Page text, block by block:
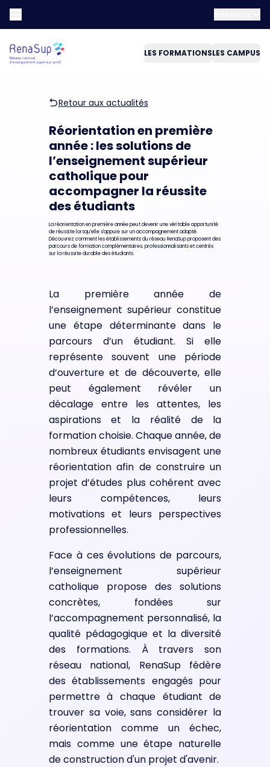
LES FORMATIONSLES CAMPUS
Retour aux actualités
Réorientation en première
année : les solutions de
l’enseignement supérieur
catholique pour
accompagner la réussite
des étudiants
La réorientation en première année peut devenir une véritable opportunité
de réussite lorsqu'elle s'appuie sur un accompagnement adapté.
Découvrez comment les établissements du réseau RenaSup proposent des
parcours de formation complémentaires, professionnalisants et centrés
sur la réussite durable des étudiants.
La première année de
l’enseignement supérieur constitue
une étape déterminante dans le
parcours d’un étudiant. Si elle
représente souvent une période
d’ouverture et de découverte, elle
peut également révéler un
décalage entre les attentes, les
aspirations et la réalité de la
formation choisie. Chaque année, de
nombreux étudiants envisagent une
réorientation afin de construire un
projet d’études plus cohérent avec
leurs compétences, leurs
motivations et leurs perspectives
professionnelles.
Face à ces évolutions de parcours,
l’enseignement supérieur
catholique propose des solutions
concrètes, fondées sur
l’accompagnement personnalisé, la
qualité pédagogique et la diversité
des formations. À travers son
réseau national, RenaSup fédère
des établissements engagés pour
permettre à chaque étudiant de
trouver sa voie, sans considérer la
réorientation comme un échec,
mais comme une étape naturelle
de construction d'un projet d'avenir.